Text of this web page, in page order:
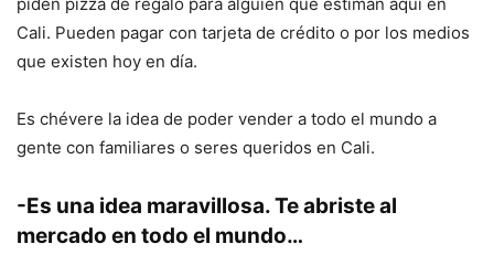
Cali. Pueden pagar con tarjeta de crédito o por los medios
que existen hoy en día.
Es chévere la idea de poder vender a todo el mundo a
gente con familiares o seres queridos en Cali.
-Es una idea maravillosa. Te abriste al
mercado en todo el mundo…